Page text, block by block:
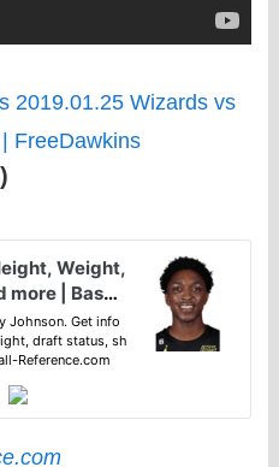
2019.01.25 Wizards vs
FreeDawkins